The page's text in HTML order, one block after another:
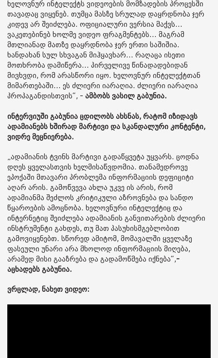
ხელოვნურ ინტელექტს ვიდეოების მომზადების პროცესში
თავადაც ვიყენებ. თუმცა მასზე სრულად დაყრდნობა ჯერ
კიდევ არ შეიძლება. ოფიციალური ვერსია მაქვს...
ვაკეთებინებ ხოლმე ვიდეო ფრაგმენტებს... მაგრამ
მთლიანად მათზე დაყრდნობა ჯერ ერთი საშიშია.
ხანდახან სულ სხვაგან მიჰყავხარ... რაღაცა ისეთი
მოთხრობა დამიწერა... პირველივე წინადადებიდან
მივხვდი, რომ არასწორი იყო. ხელოვნურ ინტელექტთან
მიმართებაში... ეს ძლიერი იარაღია. ძლიერი იარაღია
პროპაგანდისთვის“, - ამბობს ვასილ გაბუნია.
ინტერვიუში გაბუნია ცდილობს ახსნას, რატომ იზიდავს
ადამიანებს ხშირად მარტივი და სკანდალური კონტენტი,
ვიდრე მეცნიერება.
„ადამიანის ტვინს მარტივი გადაწყვეტა უყვარს. ცოდნა
დღეს ყველასთვის ხელმისაწვდომია. თანამედროვე
ეპოქაში მთავარი პრობლემა ინფორმაციის დეფიციტი
აღარ არის. გამოწვევა ახლა უკვე ის არის, რომ
ადამიანმა შეძლოს კრიტიკული აზროვნება და სანდო
წყაროების ამოცნობა. ხელოვნური ინტელექტიც და
ინტერნეტიც შეიძლება ადამიანის განვითარების ძლიერი
ინსტრუმენტი გახდეს, თუ მათ პასუხისმგებლობით
გამოვიყენებთ. სწორედ ამიტომ, მომავალში ყველაზე
ფასეული უნარი არა მხოლოდ ინფორმაციის მიღება,
არამედ მისი გააზრება და გადამოწმება იქნება“,-
აცხადებს გაბუნია.
ვრცლად, ნახეთ ვიდეო: